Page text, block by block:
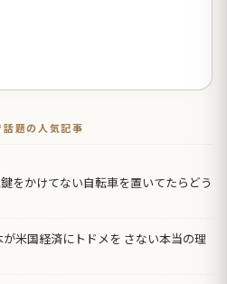
題の人気記事
をかけてない自転車を置いてたらどう
米国経済にトドメを さない本当の理